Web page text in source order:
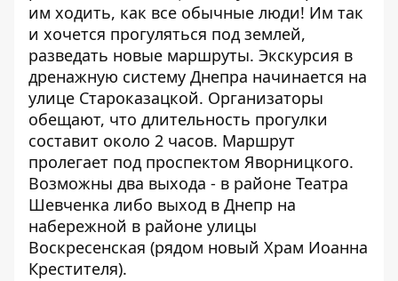
им ходить, как все обычные люди! Им так
и хочется прогуляться под землей,
разведать новые маршруты. Экскурсия в
дренажную систему Днепра начинается на
улице Староказацкой. Организаторы
обещают, что длительность прогулки
составит около 2 часов. Маршрут
пролегает под проспектом Яворницкого.
Возможны два выхода - в районе Театра
Шевченка либо выход в Днепр на
набережной в районе улицы
Воскресенская (рядом новый Храм Иоанна
Крестителя).